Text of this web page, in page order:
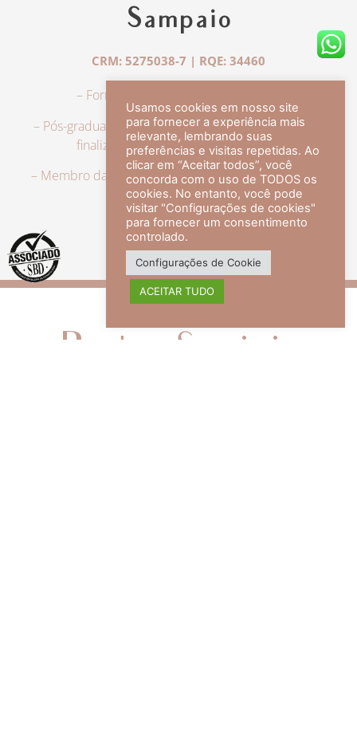
Sampaio
CRM: 5275038-7 | RQE: 34460
– Formação em Medicina pela UFRJ.
– Pós-graduação em Dermatologia pela UFRJ, tendo
finalizado a especialização em 2007.
– Membro da Sociedade Brasileira de Dermatologia,
com título de especialista.
veja mais +
Redes Sociais
Usamos cookies em nosso site
para fornecer a experiência mais
relevante, lembrando suas
preferências e visitas repetidas. Ao
clicar em “Aceitar todos”, você
concorda com o uso de TODOS os
cookies. No entanto, você pode
visitar "Configurações de cookies"
para fornecer um consentimento
controlado.
Configurações de Cookie
ACEITAR TUDO